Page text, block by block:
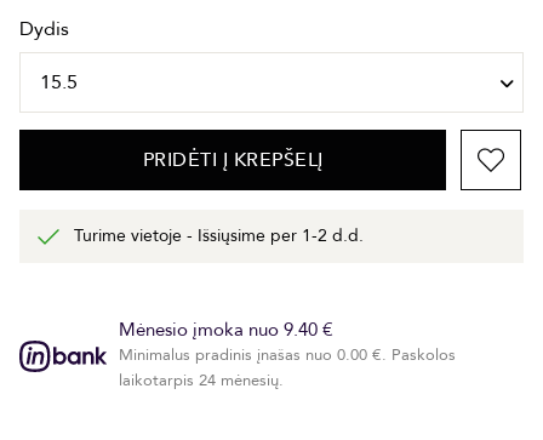
Dydis
PRIDĖTI Į KREPŠELĮ
Turime vietoje - Išsiųsime per 1-2 d.d.
Mėnesio įmoka nuo 9.40 €
Minimalus pradinis įnašas nuo 0.00 €. Paskolos
laikotarpis 24 mėnesių.